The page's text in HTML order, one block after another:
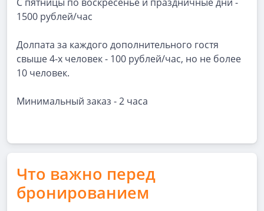
1500 рублей/час
Долпата за каждого дополнительного гостя
свыше 4-х человек - 100 рублей/час, но не более
10 человек.
Минимальный заказ - 2 часа
Что важно перед
бронированием